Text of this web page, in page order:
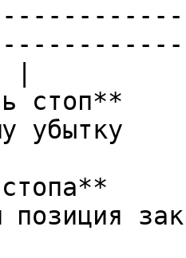
|
стоп**
убытку
стопа**
позиция